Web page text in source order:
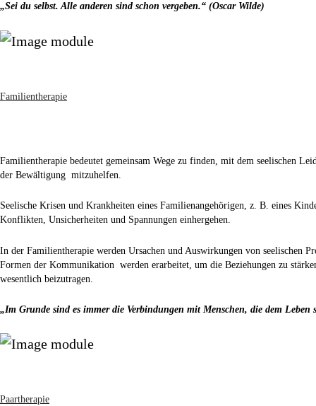
„Sei du selbst. Alle anderen sind schon vergeben.“ (Oscar Wilde)
Familientherapie
Familientherapie bedeutet gemeinsam Wege zu finden, mit dem seelischen
der Bewältigung mitzuhelfen.
Seelische Krisen und Krankheiten eines Familienangehörigen, z. B. eines
Konflikten, Unsicherheiten und Spannungen einhergehen.
In der Familientherapie werden Ursachen und Auswirkungen von seelischen
Formen der Kommunikation werden erarbeitet, um die Beziehungen zu
wesentlich beizutragen.
„Im Grunde sind es immer die Verbindungen mit Menschen, die dem
Paartherapie